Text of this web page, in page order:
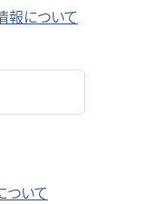
報について
ついて